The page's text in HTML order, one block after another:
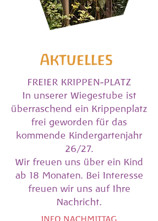
Aktuelles
FREIER KRIPPEN-PLATZ
In unserer Wiegestube ist
überraschend ein Krippenplatz
frei geworden für das
kommende Kindergartenjahr
26/27.
Wir freuen uns über ein Kind
ab 18 Monaten. Bei Interesse
freuen wir uns auf Ihre
Nachricht.